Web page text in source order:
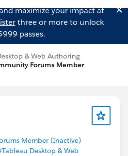
maximize your impact at
three or more to unlock
passes.
& Web Authoring
Forums Member
Member (Inactive)
Desktop & Web